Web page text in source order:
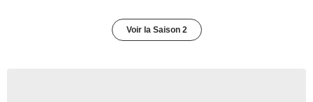
Voir la Saison 2